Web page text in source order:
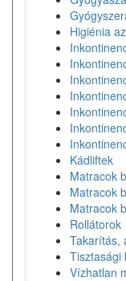
Higiénia
Kádliftek
Matracok
Matracok
Matracok
Rollátorok
Takarítás,
Tisztasági
Vízhatlan